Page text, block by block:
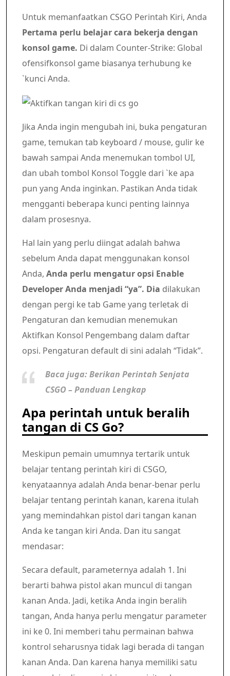
Untuk memanfaatkan CSGO Perintah Kiri, Anda
Pertama perlu belajar cara bekerja dengan
konsol game. Di dalam Counter-Strike: Global
ofensifkonsol game biasanya terhubung ke
`kunci Anda.
Jika Anda ingin mengubah ini, buka pengaturan
game, temukan tab keyboard / mouse, gulir ke
bawah sampai Anda menemukan tombol UI,
dan ubah tombol Konsol Toggle dari `ke apa
pun yang Anda inginkan. Pastikan Anda tidak
mengganti beberapa kunci penting lainnya
dalam prosesnya.
Hal lain yang perlu diingat adalah bahwa
sebelum Anda dapat menggunakan konsol
Anda, Anda perlu mengatur opsi Enable
Developer Anda menjadi “ya”. Dia dilakukan
dengan pergi ke tab Game yang terletak di
Pengaturan dan kemudian menemukan
Aktifkan Konsol Pengembang dalam daftar
opsi. Pengaturan default di sini adalah “Tidak”.
Baca juga: Berikan Perintah Senjata
CSGO – Panduan Lengkap
Apa perintah untuk beralih
tangan di CS Go?
Meskipun pemain umumnya tertarik untuk
belajar tentang perintah kiri di CSGO,
kenyataannya adalah Anda benar-benar perlu
belajar tentang perintah kanan, karena itulah
yang memindahkan pistol dari tangan kanan
Anda ke tangan kiri Anda. Dan itu sangat
mendasar:
Secara default, parameternya adalah 1. Ini
berarti bahwa pistol akan muncul di tangan
kanan Anda. Jadi, ketika Anda ingin beralih
tangan, Anda hanya perlu mengatur parameter
ini ke 0. Ini memberi tahu permainan bahwa
kontrol seharusnya tidak lagi berada di tangan
kanan Anda. Dan karena hanya memiliki satu